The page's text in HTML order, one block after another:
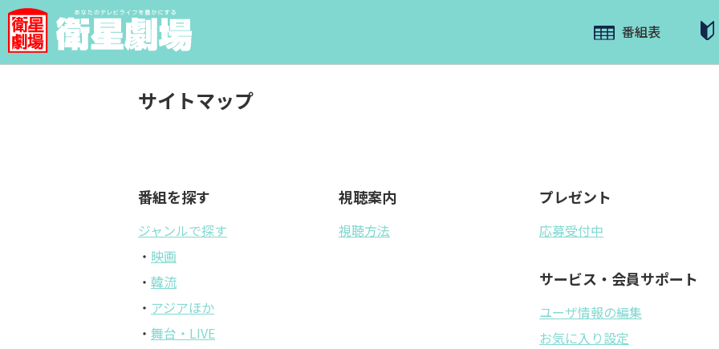
番組表
サイトマップ
番組を探す
ジャンルで探す
・ 映画
・ 韓流
・ アジアほか
・ 舞台・LIVE
視聴案内
視聴方法
プレゼント
応募受付中
サービス・会員サポート
ユーザ情報の編集
お気に入り設定